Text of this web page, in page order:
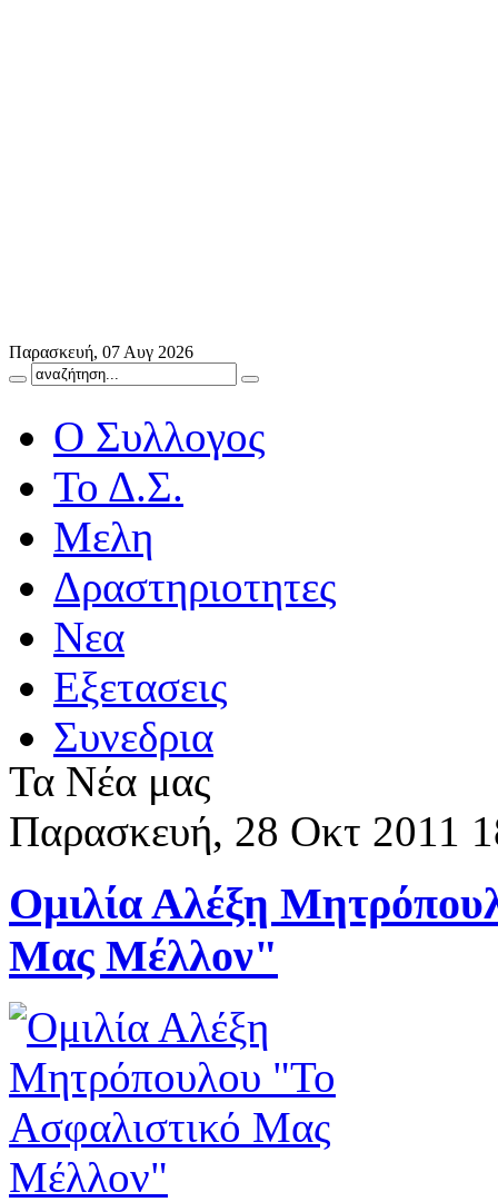
Παρασκευή, 07 Αυγ 2026
Ο Συλλογος
Το Δ.Σ.
Μελη
Δραστηριοτητες
Νεα
Eξετασεις
Συνεδρια
Τα Νέα μας
Παρασκευή, 28 Οκτ 2011
Ομιλία Αλέξη
Μας Μέλλον"